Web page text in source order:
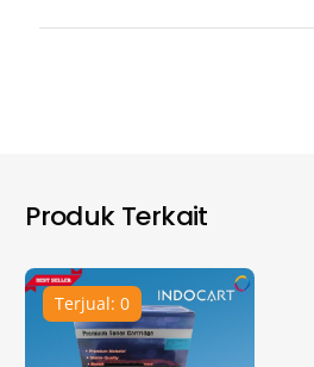
Produk Terkait
Terjual: 0